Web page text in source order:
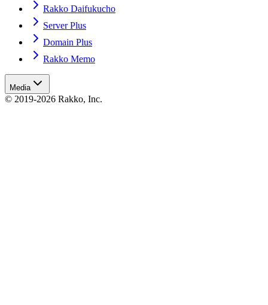
Rakko Daifukucho
Server Plus
Domain Plus
Rakko Memo
Media
© 2019-2026 Rakko, Inc.